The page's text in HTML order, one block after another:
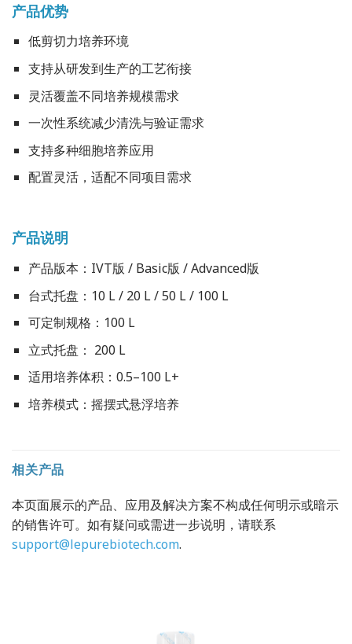
产品优势
低剪切力培养环境
支持从研发到生产的工艺衔接
灵活覆盖不同培养规模需求
一次性系统减少清洗与验证需求
支持多种细胞培养应用
配置灵活，适配不同项目需求
产品说明
产品版本：IVT版 / Basic版 / Advanced版
台式托盘：10 L / 20 L / 50 L / 100 L
可定制规格：100 L
立式托盘： 200 L
适用培养体积：0.5–100 L+
培养模式：摇摆式悬浮培养
相关产品
本页面展示的产品、应用及解决方案不构成任何明示或暗示
的销售许可。如有疑问或需进一步说明，请联系
support@lepurebiotech.com.